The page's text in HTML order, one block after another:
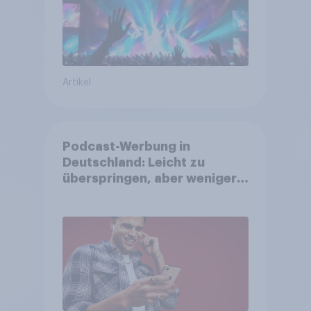
Artikel
Podcast-Werbung in
Deutschland: Leicht zu
überspringen, aber weniger